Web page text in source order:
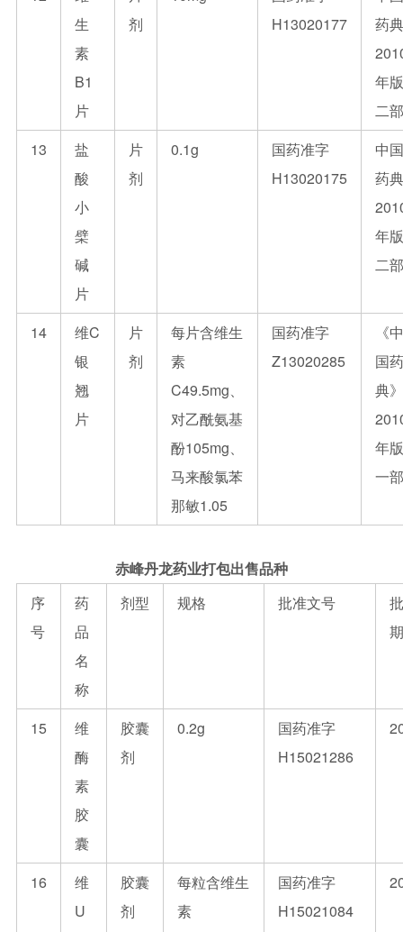
生
素
B1
片
剂
H13020177
药典
年版
二部
13
盐
酸
小
檗
碱
片
片
剂
0.1g
国药准字
H13020175
中国
药典
年版
二部
14
维C
银
翘
片
片
剂
每片含维生
素
C49.5mg、
对乙酰氨基
酚105mg、
马来酸氯苯
那敏1.05
国药准字
Z13020285
《中
国药
典》
年版
一部
赤峰丹龙药业打包出售品种
序
号
药
品
名
称
剂型 规格 批准文号
期
15
维
酶
素
胶
囊
胶囊
剂
0.2g
国药准字
H15021286
16
维
U
胶囊
剂
每粒含维生
素
国药准字
H15021084